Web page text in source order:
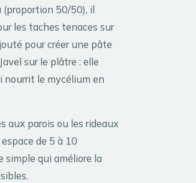
(proportion 50/50), il
les taches tenaces sur
pour créer une pâte
sur le plâtre : elle
le mycélium en
aux parois ou les rideaux
de 5 à 10
qui améliore la